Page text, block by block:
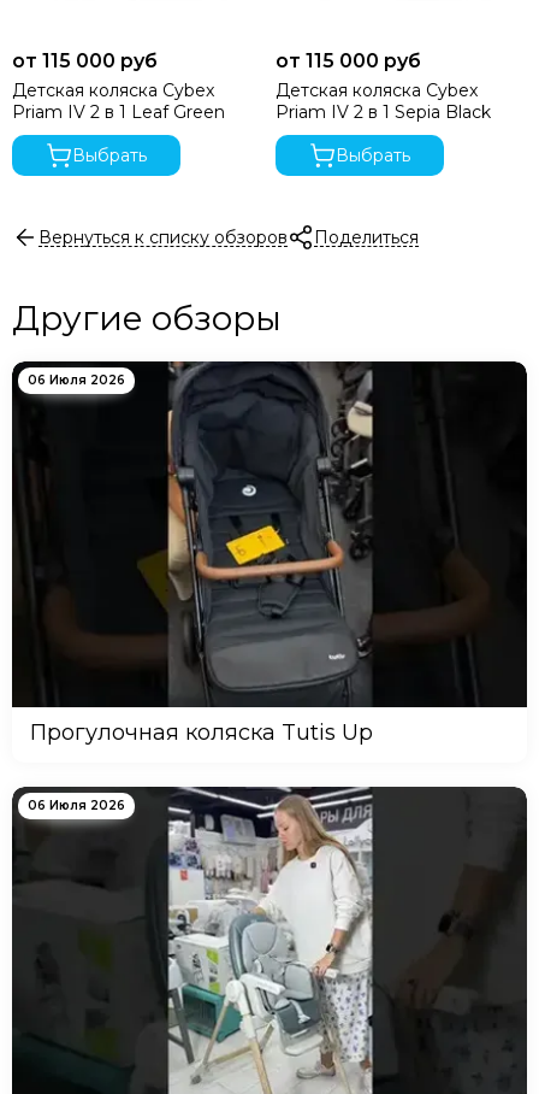
от 115 000 руб
Детская коляска Cybex
Priam IV 2 в 1 Leaf Green
Выбрать
от 115 000 руб
Детская коляска Cybex
Priam IV 2 в 1 Sepia Black
Выбрать
Вернуться к списку обзоров Поделиться
Другие обзоры
06 Июля 2026
Прогулочная коляска Tutis Up
06 Июля 2026